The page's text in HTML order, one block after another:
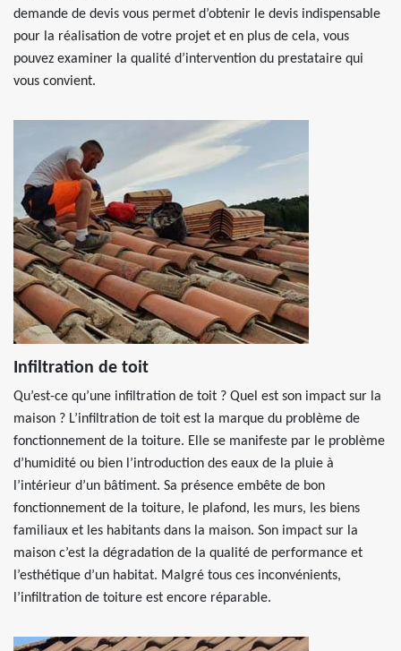
demande de devis vous permet d’obtenir le devis indispensable
pour la réalisation de votre projet et en plus de cela, vous
pouvez examiner la qualité d’intervention du prestataire qui
vous convient.
Infiltration de toit
Qu’est-ce qu’une infiltration de toit ? Quel est son impact sur la
maison ? L’infiltration de toit est la marque du problème de
fonctionnement de la toiture. Elle se manifeste par le problème
d’humidité ou bien l’introduction des eaux de la pluie à
l’intérieur d’un bâtiment. Sa présence embête de bon
fonctionnement de la toiture, le plafond, les murs, les biens
familiaux et les habitants dans la maison. Son impact sur la
maison c’est la dégradation de la qualité de performance et
l’esthétique d’un habitat. Malgré tous ces inconvénients,
l’infiltration de toiture est encore réparable.